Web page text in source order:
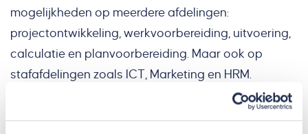
mogelijkheden op meerdere afdelingen:
projectontwikkeling, werkvoorbereiding, uitvoering,
calculatie en planvoorbereiding. Maar ook op
stafafdelingen zoals ICT, Marketing en HRM.
Afstuderen kan natuurlijk ook bij ons. Een collega